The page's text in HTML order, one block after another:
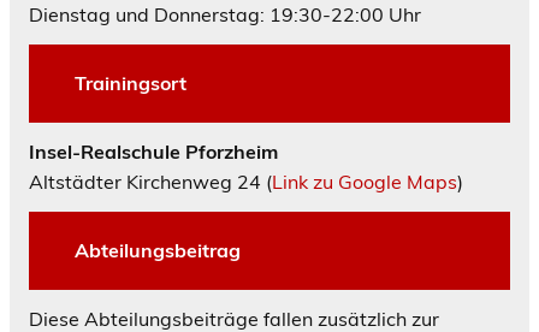
Dienstag und Donnerstag: 19:30-22:00 Uhr
Trainingsort
Insel-Realschule Pforzheim
Altstädter Kirchenweg 24 (Link zu Google Maps)
Abteilungsbeitrag
Diese Abteilungsbeiträge fallen zusätzlich zur